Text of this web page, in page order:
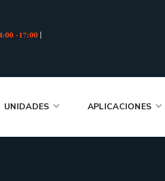
-17:00|
UNIDADES APLICACIONES